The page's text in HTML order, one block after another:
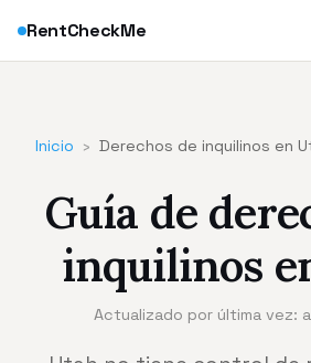
RentCheckMe
Inicio › Derechos de inquilinos en
Guía de
inquilinos
Actualizado por última vez: